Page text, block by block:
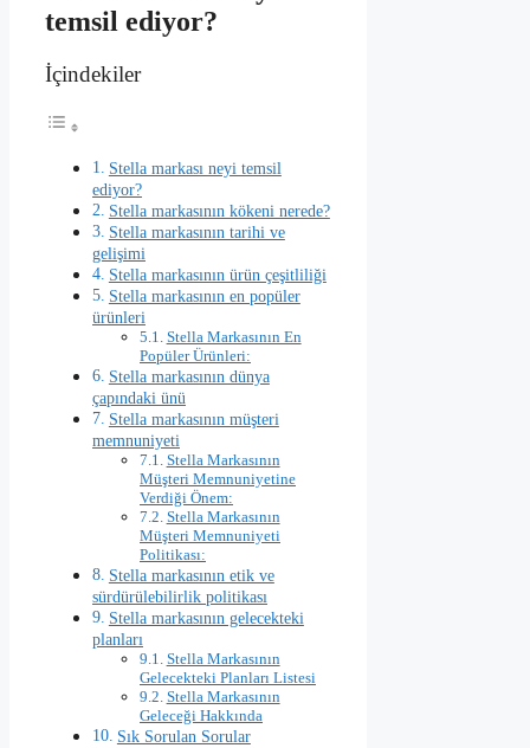
temsil ediyor?
İçindekiler
Stella markası neyi temsil
ediyor?
Stella markasının kökeni nerede?
Stella markasının tarihi ve
gelişimi
Stella markasının ürün çeşitliliği
Stella markasının en popüler
ürünleri
Stella Markasının En
Popüler Ürünleri:
Stella markasının dünya
çapındaki ünü
Stella markasının müşteri
memnuniyeti
Stella Markasının
Müşteri Memnuniyetine
Verdiği Önem:
Stella Markasının
Müşteri Memnuniyeti
Politikası:
Stella markasının etik ve
sürdürülebilirlik politikası
Stella markasının gelecekteki
planları
Stella Markasının
Gelecekteki Planları Listesi
Stella Markasının
Geleceği Hakkında
Sık Sorulan Sorular